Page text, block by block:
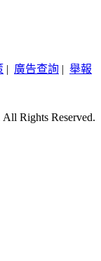
| 廣告查詢 | 舉報
Rights Reserved.